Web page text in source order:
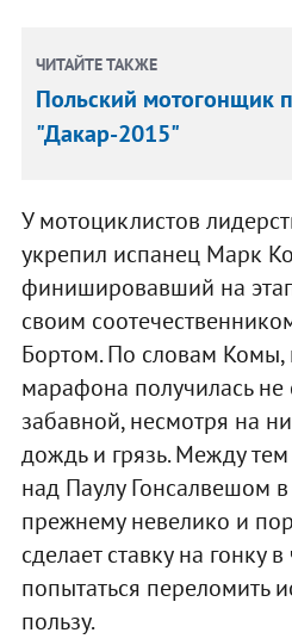
ЧИТАЙТЕ ТАКЖЕ
Польский мотогонщик
"Дакар-2015"
У мотоциклистов
укрепил испанец Марк
финишировавший на
своим
Бортом. По словам Комы,
марафона получилась
забавной, несмотря на
дождь и грязь. Между
над Паулу Гонсалвешом
прежнему невелико и
сделает ставку на гонку
попытаться переломить
пользу.